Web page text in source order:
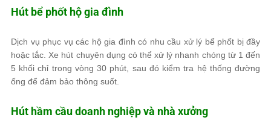
Hút bể phốt hộ gia đình
Dịch vụ phục vụ các hộ gia đình có nhu cầu xử lý bể phốt bị đầy
hoặc tắc. Xe hút chuyên dụng có thể xử lý nhanh chóng từ 1 đến
5 khối chỉ trong vòng 30 phút, sau đó kiểm tra hệ thống đường
ống để đảm bảo thông suốt.
Hút hầm cầu doanh nghiệp và nhà xưởng